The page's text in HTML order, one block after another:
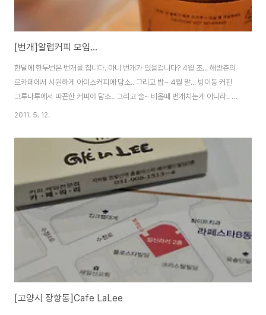
[번개]알럽커피 모임...
한달에 한두번은 번개를 칩니다. 아니 번개가 있을겁니다? 4월 초... 해방촌의
르카페에서 시원하게 아이스커피에 담소.. 그리고 밥~ 4월 말... 방이동 커핀
그루나루에서 따끈한 커피에 담소.. 그리고 술~ 비올때 번개치는게 아니라.. 급
하게 번개가 칩니다.. 번개를 치겠지요 ㅎㅎㅎ 하루에 한잔 이상씩 마셔야 하는
2011-04-16 With Le Cafe & Coffine Gurunaru
2011. 5. 12.
[고양시 장항동]Cafe LaLee